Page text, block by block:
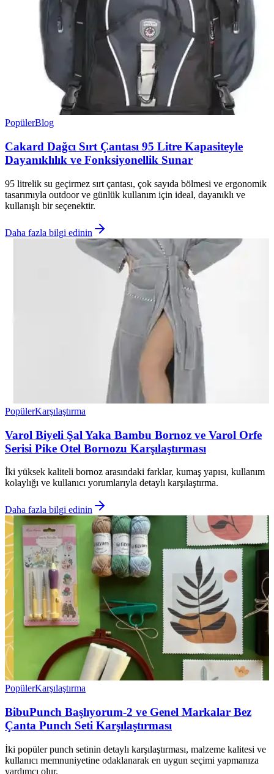
PopülerBlog
Cakard Dağcı Sırt Çantası 95 Litre Kapasiteyle
Dayanıklılık ve Fonksiyonellik Sunar
95 litrelik su geçirmez sırt çantası, çok sayıda bölmesi ve ergonomik
tasarımıyla outdoor ve günlük kullanım için ideal, dayanıklı ve
kullanışlı bir seçenektir.
Daha fazla bilgi edinin
PopülerKarşılaştırma
Varol Biyeli Şal Yaka Bambu Bornoz ve Varol Orfe
Serisi Pike Otel Bornozu Karşılaştırması
İki yüksek kaliteli bornoz arasındaki farklar, kumaş yapısı, kullanım
kolaylığı ve kullanıcı yorumlarıyla detaylı karşılaştırma.
Daha fazla bilgi edinin
PopülerKarşılaştırma
BibuPunch Başlıyorum-2 ve Genel Markalar Bez
Çanta Punch Seti Karşılaştırması
İki popüler punch setinin detaylı karşılaştırması, malzeme kalitesi ve
kullanıcı memnuniyetine odaklanarak en uygun seçimi yapmanıza
yardımcı olur.